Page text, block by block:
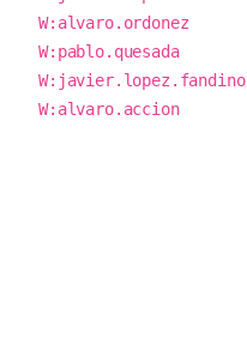
W:alvaro.ordonez
W:pablo.quesada
W:javier.lopez.fandino
W:alvaro.accion